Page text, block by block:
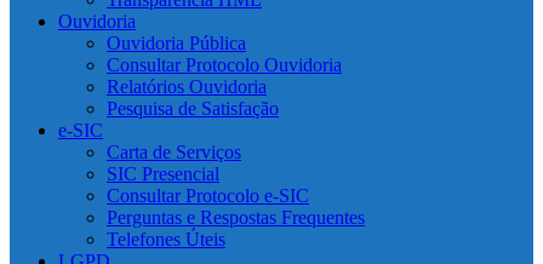
Ouvidoria
Ouvidoria Pública
Consultar Protocolo Ouvidoria
Relatórios Ouvidoria
Pesquisa de Satisfação
e-SIC
Carta de Serviços
SIC Presencial
Consultar Protocolo e-SIC
Perguntas e Respostas Frequentes
Telefones Úteis